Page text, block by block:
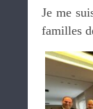
Je me
familles